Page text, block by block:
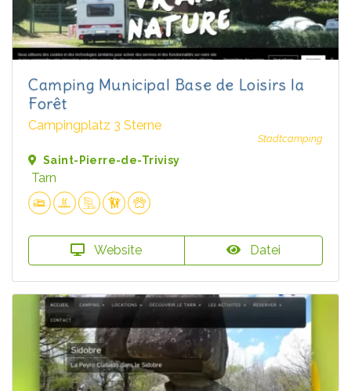
Camping Municipal Base de Loisirs la
Forêt
Campingplatz 3 Sterne
Stadtcamping
Saint-Pierre-de-Trivisy
Tarn
Website Datei